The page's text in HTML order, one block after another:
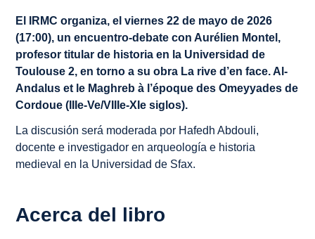
El IRMC organiza, el viernes 22 de mayo de 2026
(17:00), un encuentro-debate con Aurélien Montel,
profesor titular de historia en la Universidad de
Toulouse 2, en torno a su obra La rive d’en face. Al-
Andalus et le Maghreb à l’époque des Omeyyades de
Cordoue (IIIe-Ve/VIIIe-XIe siglos).
La discusión será moderada por Hafedh Abdouli,
docente e investigador en arqueología e historia
medieval en la Universidad de Sfax.
Acerca del libro